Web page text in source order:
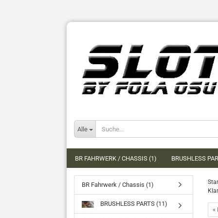
Alle
BR FAHRWERK / CHASSIS (1) BRUSHLESS
«
BR Fahrwerk / Chassis (1)
BRUSHLESS PARTS (11)